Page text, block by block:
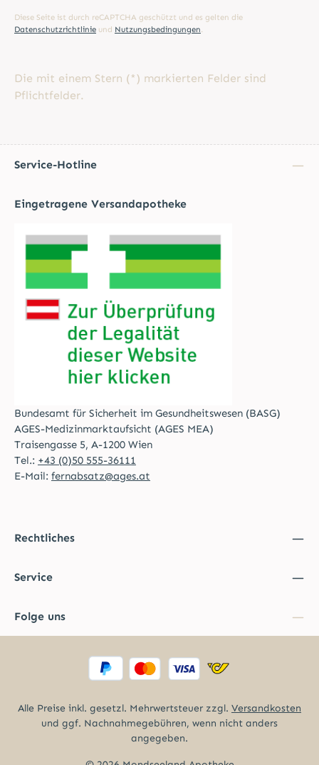
Diese Seite ist durch reCAPTCHA geschützt und es gelten die
Datenschutzrichtlinie und Nutzungsbedingungen.
Die mit einem Stern (*) markierten Felder sind
Pflichtfelder.
Service-Hotline
Eingetragene Versandapotheke
Bundesamt für Sicherheit im Gesundheitswesen (BASG)
AGES-Medizinmarktaufsicht (AGES MEA)
Traisengasse 5, A-1200 Wien
Tel.: +43 (0)50 555-36111
E-Mail: fernabsatz@ages.at
Rechtliches
Service
Folge uns
Alle Preise inkl. gesetzl. Mehrwertsteuer zzgl. Versandkosten
und ggf. Nachnahmegebühren, wenn nicht anders
angegeben.